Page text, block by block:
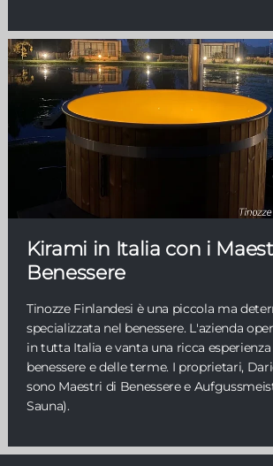
Kirami in Italia con i
Benessere
Tinozze Finlandesi è una piccola ma
specializzata nel benessere. L'azienda
in tutta Italia e vanta una ricca
benessere e delle terme. I proprietari,
sono Maestri di Benessere e
Sauna).